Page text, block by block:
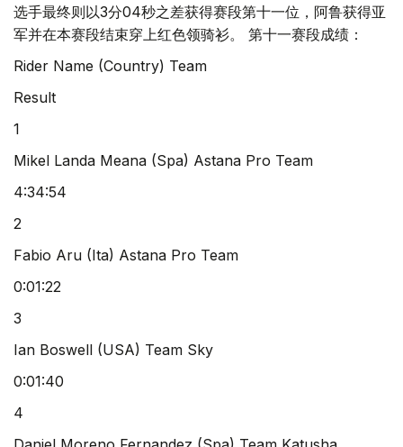
选手最终则以3分04秒之差获得赛段第十一位，阿鲁获得亚
军并在本赛段结束穿上红色领骑衫。 第十一赛段成绩：
Rider Name (Country) Team
Result
1
Mikel Landa Meana (Spa) Astana Pro Team
4:34:54
2
Fabio Aru (Ita) Astana Pro Team
0:01:22
3
Ian Boswell (USA) Team Sky
0:01:40
4